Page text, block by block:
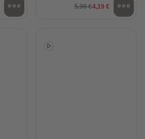
5,99 €4,19 €